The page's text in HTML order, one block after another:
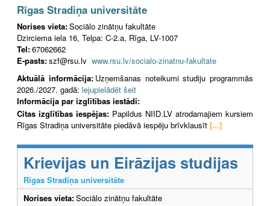
Rīgas Stradiņa universitāte
Norises vieta:Sociālo zinātņu fakultāte
Dzirciema iela 16, Telpa: C-2.a, Rīga, LV-1007
Tel:67062662
E-pasts:szf@rsu.lv www.rsu.lv/socialo-zinatnu-fakultate
Aktuālā informācija: Uzņemšanas noteikumi studiju programmās
2026./2027. gadā: lejupielādēt šeit
Informācija par izglītības iestādi:
Citas izglītības iespējas: Papildus NIID.LV atrodamajiem kursiem
Rīgas Stradiņa universitāte piedāvā iespēju brīvklausīt [...]
Krievijas un Eirāzijas studijas
Rīgas Stradiņa universitāte
Norises vieta:Sociālo zinātņu fakultāte